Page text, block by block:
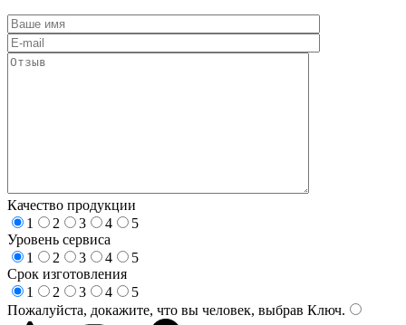
Качество продукции
1
2 3 4
5
Уровень сервиса
1
2 3 4
5
Срок изготовления
1
2 3 4
5
Пожалуйста, докажите, что вы человек, выбрав Ключ.